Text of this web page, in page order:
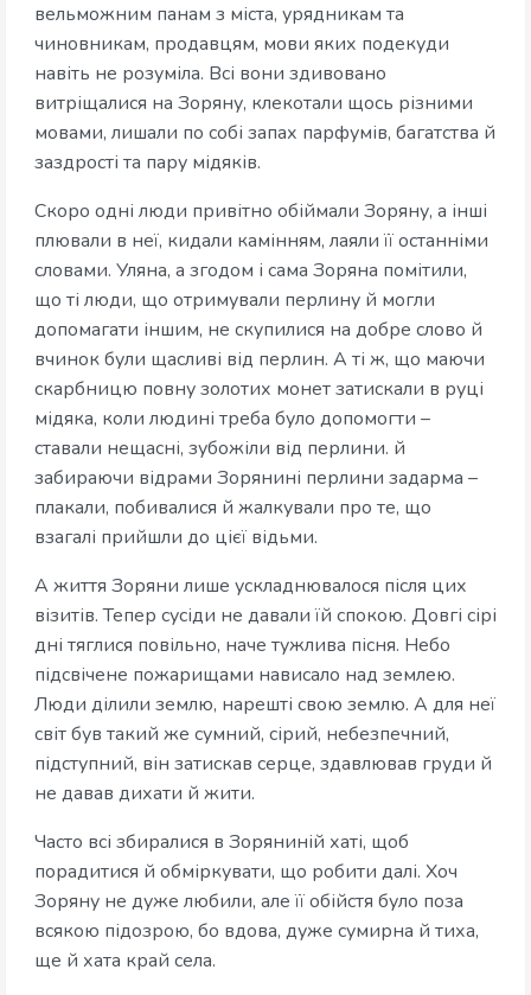
вельможним панам з міста, урядникам та
чиновникам, продавцям, мови яких подекуди
навіть не розуміла. Всі вони здивовано
витріщалися на Зоряну, клекотали щось різними
мовами, лишали по собі запах парфумів, багатства й
заздрості та пару мідяків.
Скоро одні люди привітно обіймали Зоряну, а інші
плювали в неї, кидали камінням, лаяли її останніми
словами. Уляна, а згодом і сама Зоряна помітили,
що ті люди, що отримували перлину й могли
допомагати іншим, не скупилися на добре слово й
вчинок були щасливі від перлин. А ті ж, що маючи
скарбницю повну золотих монет затискали в руці
мідяка, коли людині треба було допомогти –
ставали нещасні, зубожіли від перлини. й
забираючи відрами Зорянині перлини задарма –
плакали, побивалися й жалкували про те, що
взагалі прийшли до цієї відьми.
А життя Зоряни лише ускладнювалося після цих
візитів. Тепер сусіди не давали їй спокою. Довгі сірі
дні тяглися повільно, наче тужлива пісня. Небо
підсвічене пожарищами нависало над землею.
Люди ділили землю, нарешті свою землю. А для неї
світ був такий же сумний, сірий, небезпечний,
підступний, він затискав серце, здавлював груди й
не давав дихати й жити.
Часто всі збиралися в Зоряниній хаті, щоб
порадитися й обміркувати, що робити далі. Хоч
Зоряну не дуже любили, але її обійстя було поза
всякою підозрою, бо вдова, дуже сумирна й тиха,
ще й хата край села.